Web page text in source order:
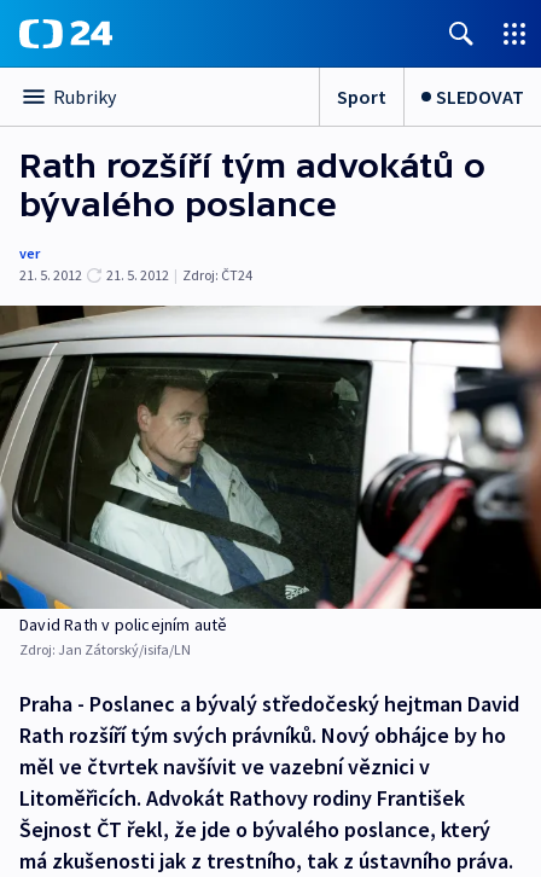
Rubriky Sport SLEDOVAT
Rath rozšíří tým advokátů o
bývalého poslance
ver
21. 5. 2012
21. 5. 2012 | Zdroj: ČT24
David Rath v policejním autě
Zdroj: Jan Zátorský/isifa/LN
Praha - Poslanec a bývalý středočeský hejtman David
Rath rozšíří tým svých právníků. Nový obhájce by ho
měl ve čtvrtek navšívit ve vazební věznici v
Litoměřicích. Advokát Rathovy rodiny František
Šejnost ČT řekl, že jde o bývalého poslance, který
má zkušenosti jak z trestního, tak z ústavního práva.